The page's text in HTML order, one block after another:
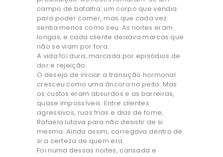
campo de batalha: um corpo que vendia
para poder comer, mas que cada vez
sentia menos como seu. As noites eram
longas, e cada cliente deixava marcas que
não se viam por fora.
A vida foi dura, marcada por episódios de
dor e rejeição.
O desejo de iniciar a transição hormonal
cresceu como uma âncora no peito. Mas
os custos eram absurdos e as barreiras,
quase impossíveis. Entre clientes
agressivos, ruas frias e dias de fome,
Rafaela lutava para não desistir de si
mesma. Ainda assim, carregava dentro de
si a certeza de quem era.
Foi numa dessas noites, cansada e